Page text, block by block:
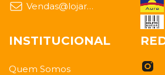
Vendas@lojarealfundidos.com.br
INSTITUCIONAL
Quem Somos